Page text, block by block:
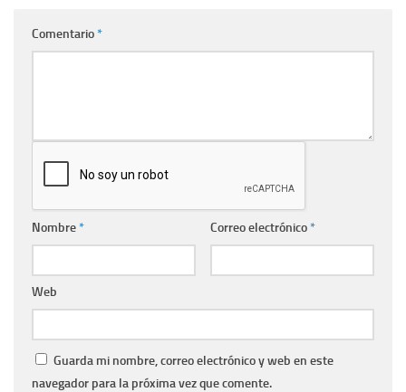
Comentario*
Nombre* Correo electrónico*
Web
Guarda mi nombre, correo electrónico y web en este
navegador para la próxima vez que comente.